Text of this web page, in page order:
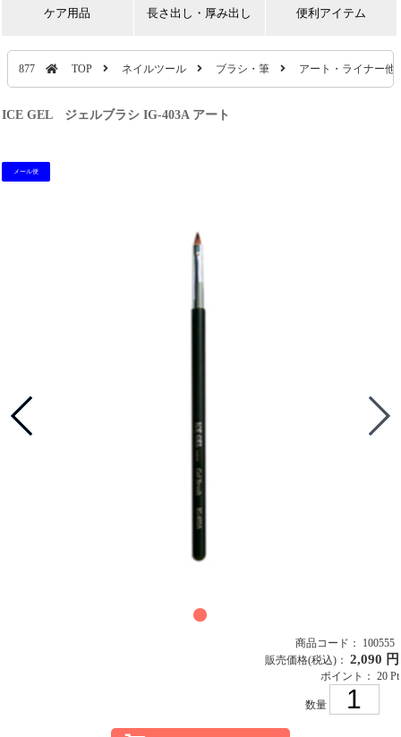
ケア用品 長さ出し・厚み出し 便利アイテム
877 TOP ネイルツール ブラシ・筆 アート・ライナー他
ICE GEL ジェルブラシ IG-403A アート
メール便
商品コード： 100555
販売価格(税込)： 2,090 円
ポイント： 20 Pt
数量